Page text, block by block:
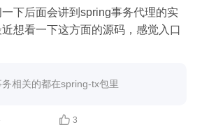
下后面会讲到spring事务代理的实
想看一下这方面的源码，感觉入口
相关的都在spring-tx包里
 3